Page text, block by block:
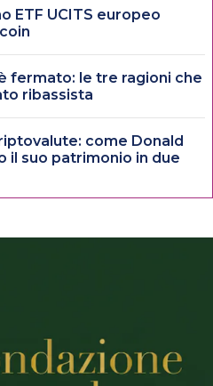
ETF UCITS europeo
fermato: le tre ragioni che
ribassista
come Donald
il suo patrimonio in due